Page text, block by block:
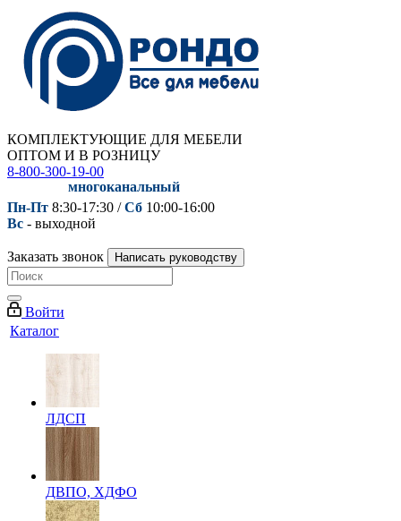
КОМПЛЕКТУЮЩИЕ ДЛЯ МЕБЕЛИ
ОПТОМ И В РОЗНИЦУ
8-800-300-19-00
многоканальный
Пн-Пт 8:30-17:30 /Сб 10:00-16:00
Вс - выходной
Заказать звонок Написать руководству
Войти
Каталог
ЛДСП
ДВПО, ХДФО